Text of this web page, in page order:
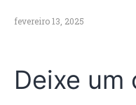
fevereiro 13, 2025
Deixe um